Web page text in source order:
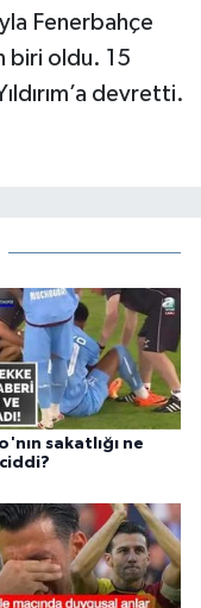
Fenerbahçe
biri oldu. 15
devretti.
sakatlığı ne